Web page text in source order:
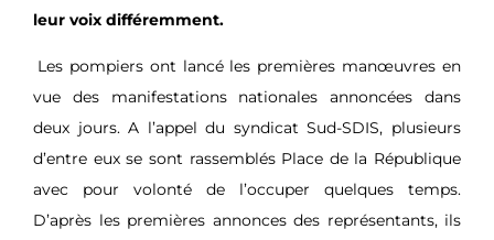
leur voix différemment.
Les pompiers ont lancé les premières manœuvres en
vue des manifestations nationales annoncées dans
deux jours. A l’appel du syndicat Sud-SDIS, plusieurs
d’entre eux se sont rassemblés Place de la République
avec pour volonté de l’occuper quelques temps.
D’après les premières annonces des représentants, ils